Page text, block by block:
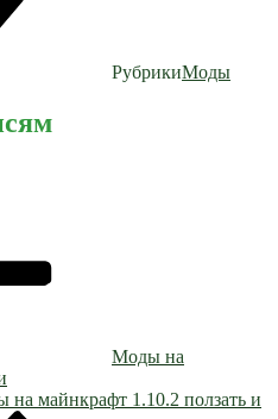
РубрикиМоды
Моды на
на майнкрафт 1.10.2 ползать и